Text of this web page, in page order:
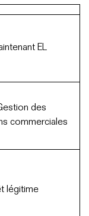
EL
des
commerciales
légitime